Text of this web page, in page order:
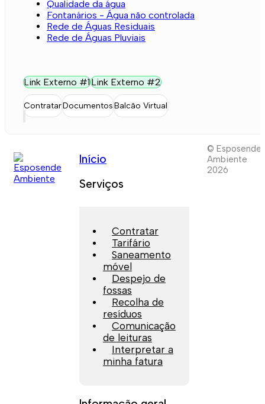
Qualidade da água
Fontanários - Água não controlada
Rede de Águas Residuais
Rede de Águas Pluviais
Link Externo #1Link Externo #2
ContratarDocumentosBalcão Virtual
Início
Serviços
Contratar
Tarifário
Saneamento
móvel
Despejo de
fossas
Recolha de
resíduos
Comunicação
de leituras
Interpretar a
minha fatura
© Esposende
Ambiente
2026